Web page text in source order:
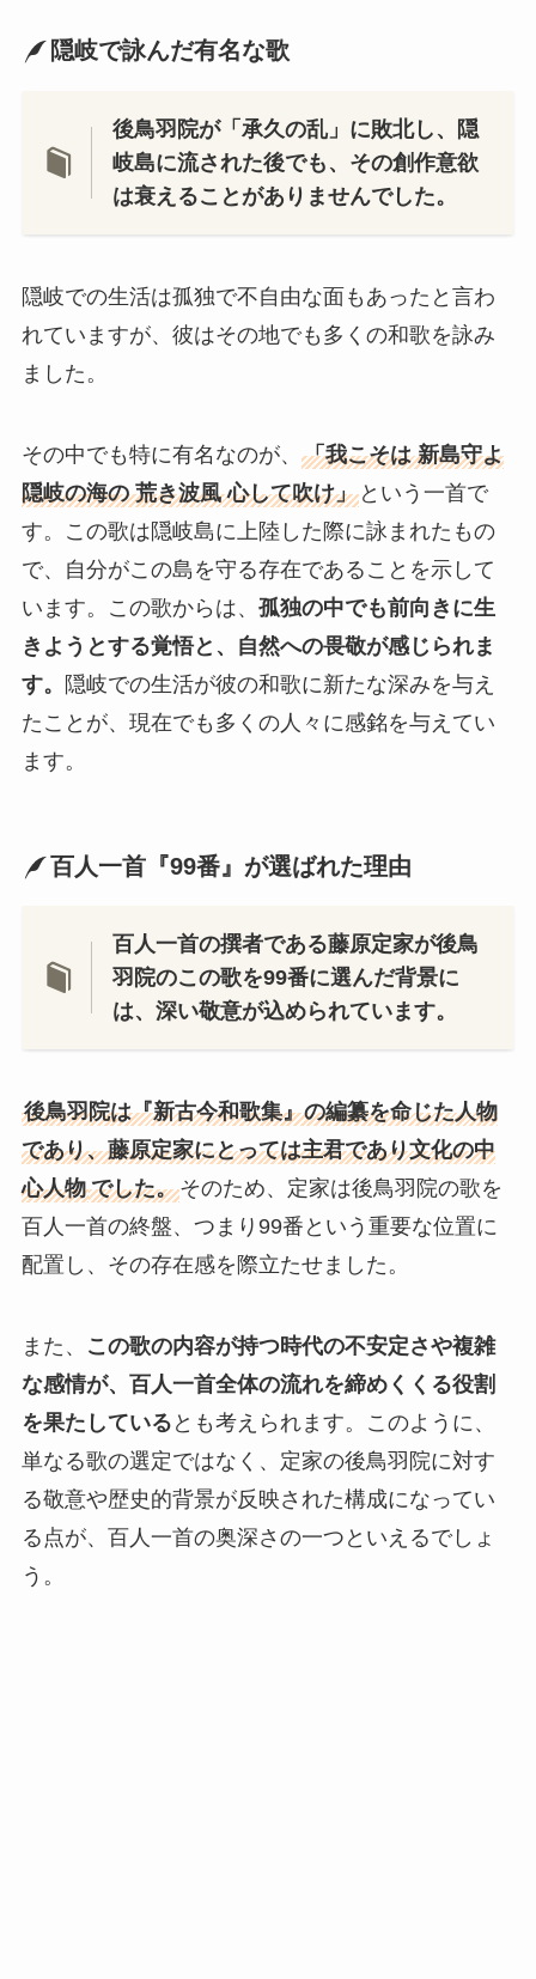
隠岐で詠んだ有名な歌
後鳥羽院が「承久の乱」に敗北し、隠
岐島に流された後でも、その創作意欲
は衰えることがありませんでした。
隠岐での生活は孤独で不自由な面もあったと言わ
れていますが、彼はその地でも多くの和歌を詠み
ました。
その中でも特に有名なのが、 「我こそは 新島守よ
隠岐の海の 荒き波風 心して吹け」という一首で
す。この歌は隠岐島に上陸した際に詠まれたもの
で、自分がこの島を守る存在であることを示して
います。この歌からは、 孤独の中でも前向きに生
きようとする覚悟と、自然への畏敬が感じられま
す。
隠岐での生活が彼の和歌に新たな深みを与え
たことが、現在でも多くの人々に感銘を与えてい
ます。
百人一首『99番』が選ばれた理由
百人一首の撰者である藤原定家が後鳥
羽院のこの歌を99番に選んだ背景に
は、深い敬意が込められています。
後鳥羽院は『新古今和歌集』の編纂を命じた人物
であり、藤原定家にとっては主君であり文化の中
心人物 でした。そのため、定家は後鳥羽院の歌を
百人一首の終盤、つまり99番という重要な位置に
配置し、その存在感を際立たせました。
また、
この歌の内容が持つ時代の不安定さや複雑
な感情が、百人一首全体の流れを締めくくる役割
を果たしている とも考えられます。このように、
単なる歌の選定ではなく、定家の後鳥羽院に対す
る敬意や歴史的背景が反映された構成になってい
る点が、百人一首の奥深さの一つといえるでしょ
う。